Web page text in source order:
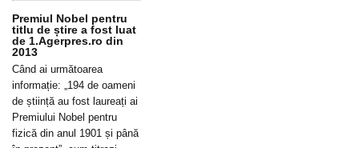
Premiul Nobel pentru
titlu de știre a fost luat
de 1.Agerpres.ro din
2013
Când ai următoarea
informație: „194 de oameni
de știință au fost laureați ai
Premiului Nobel pentru
fizică din anul 1901 și până